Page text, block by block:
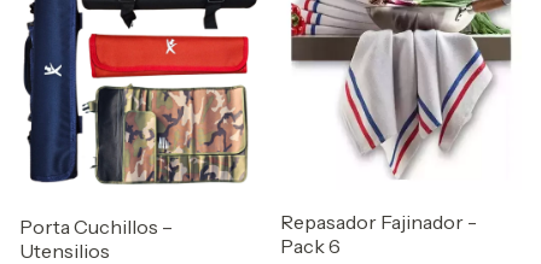
Porta Cuchillos –
Utensilios
Repasador Fajinador -
Pack 6